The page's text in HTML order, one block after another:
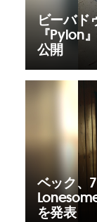
ビーバド
『Pylon
公開
ベック、
を発表